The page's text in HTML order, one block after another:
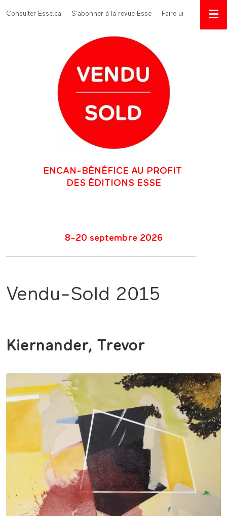
Menu Top
Consulter Esse.ca S'abonner à la revue Esse Faire un don
ENCAN-BÉNÉFICE AU PROFIT
DES ÉDITIONS ESSE
8-20 septembre 2026
Vendu-Sold 2015
Kiernander, Trevor